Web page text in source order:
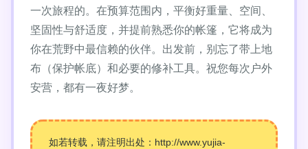
一次旅程的。在预算范围内，平衡好重量、空间、
坚固性与舒适度，并提前熟悉你的帐篷，它将成为
你在荒野中最信赖的伙伴。出发前，别忘了带上地
布（保护帐底）和必要的修补工具。祝您每次户外
安营，都有一夜好梦。
如若转载，请注明出处：http://www.yujia-